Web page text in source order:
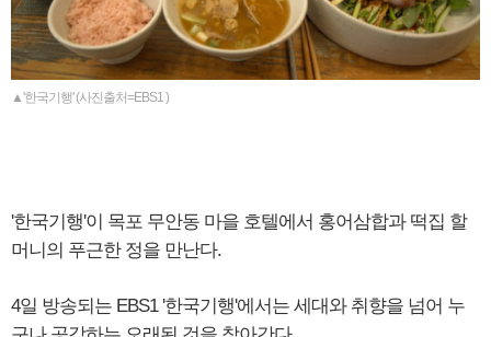
▲'한국기행' (사진출처=EBS1 )
'한국기행'이 목포 무안동 마을 호텔에서 홍어삼합과 떡집 할
머니의 푸근한 정을 만난다.
4일 방송되는 EBS1 '한국기행'에서는 세대와 취향을 넘어 누